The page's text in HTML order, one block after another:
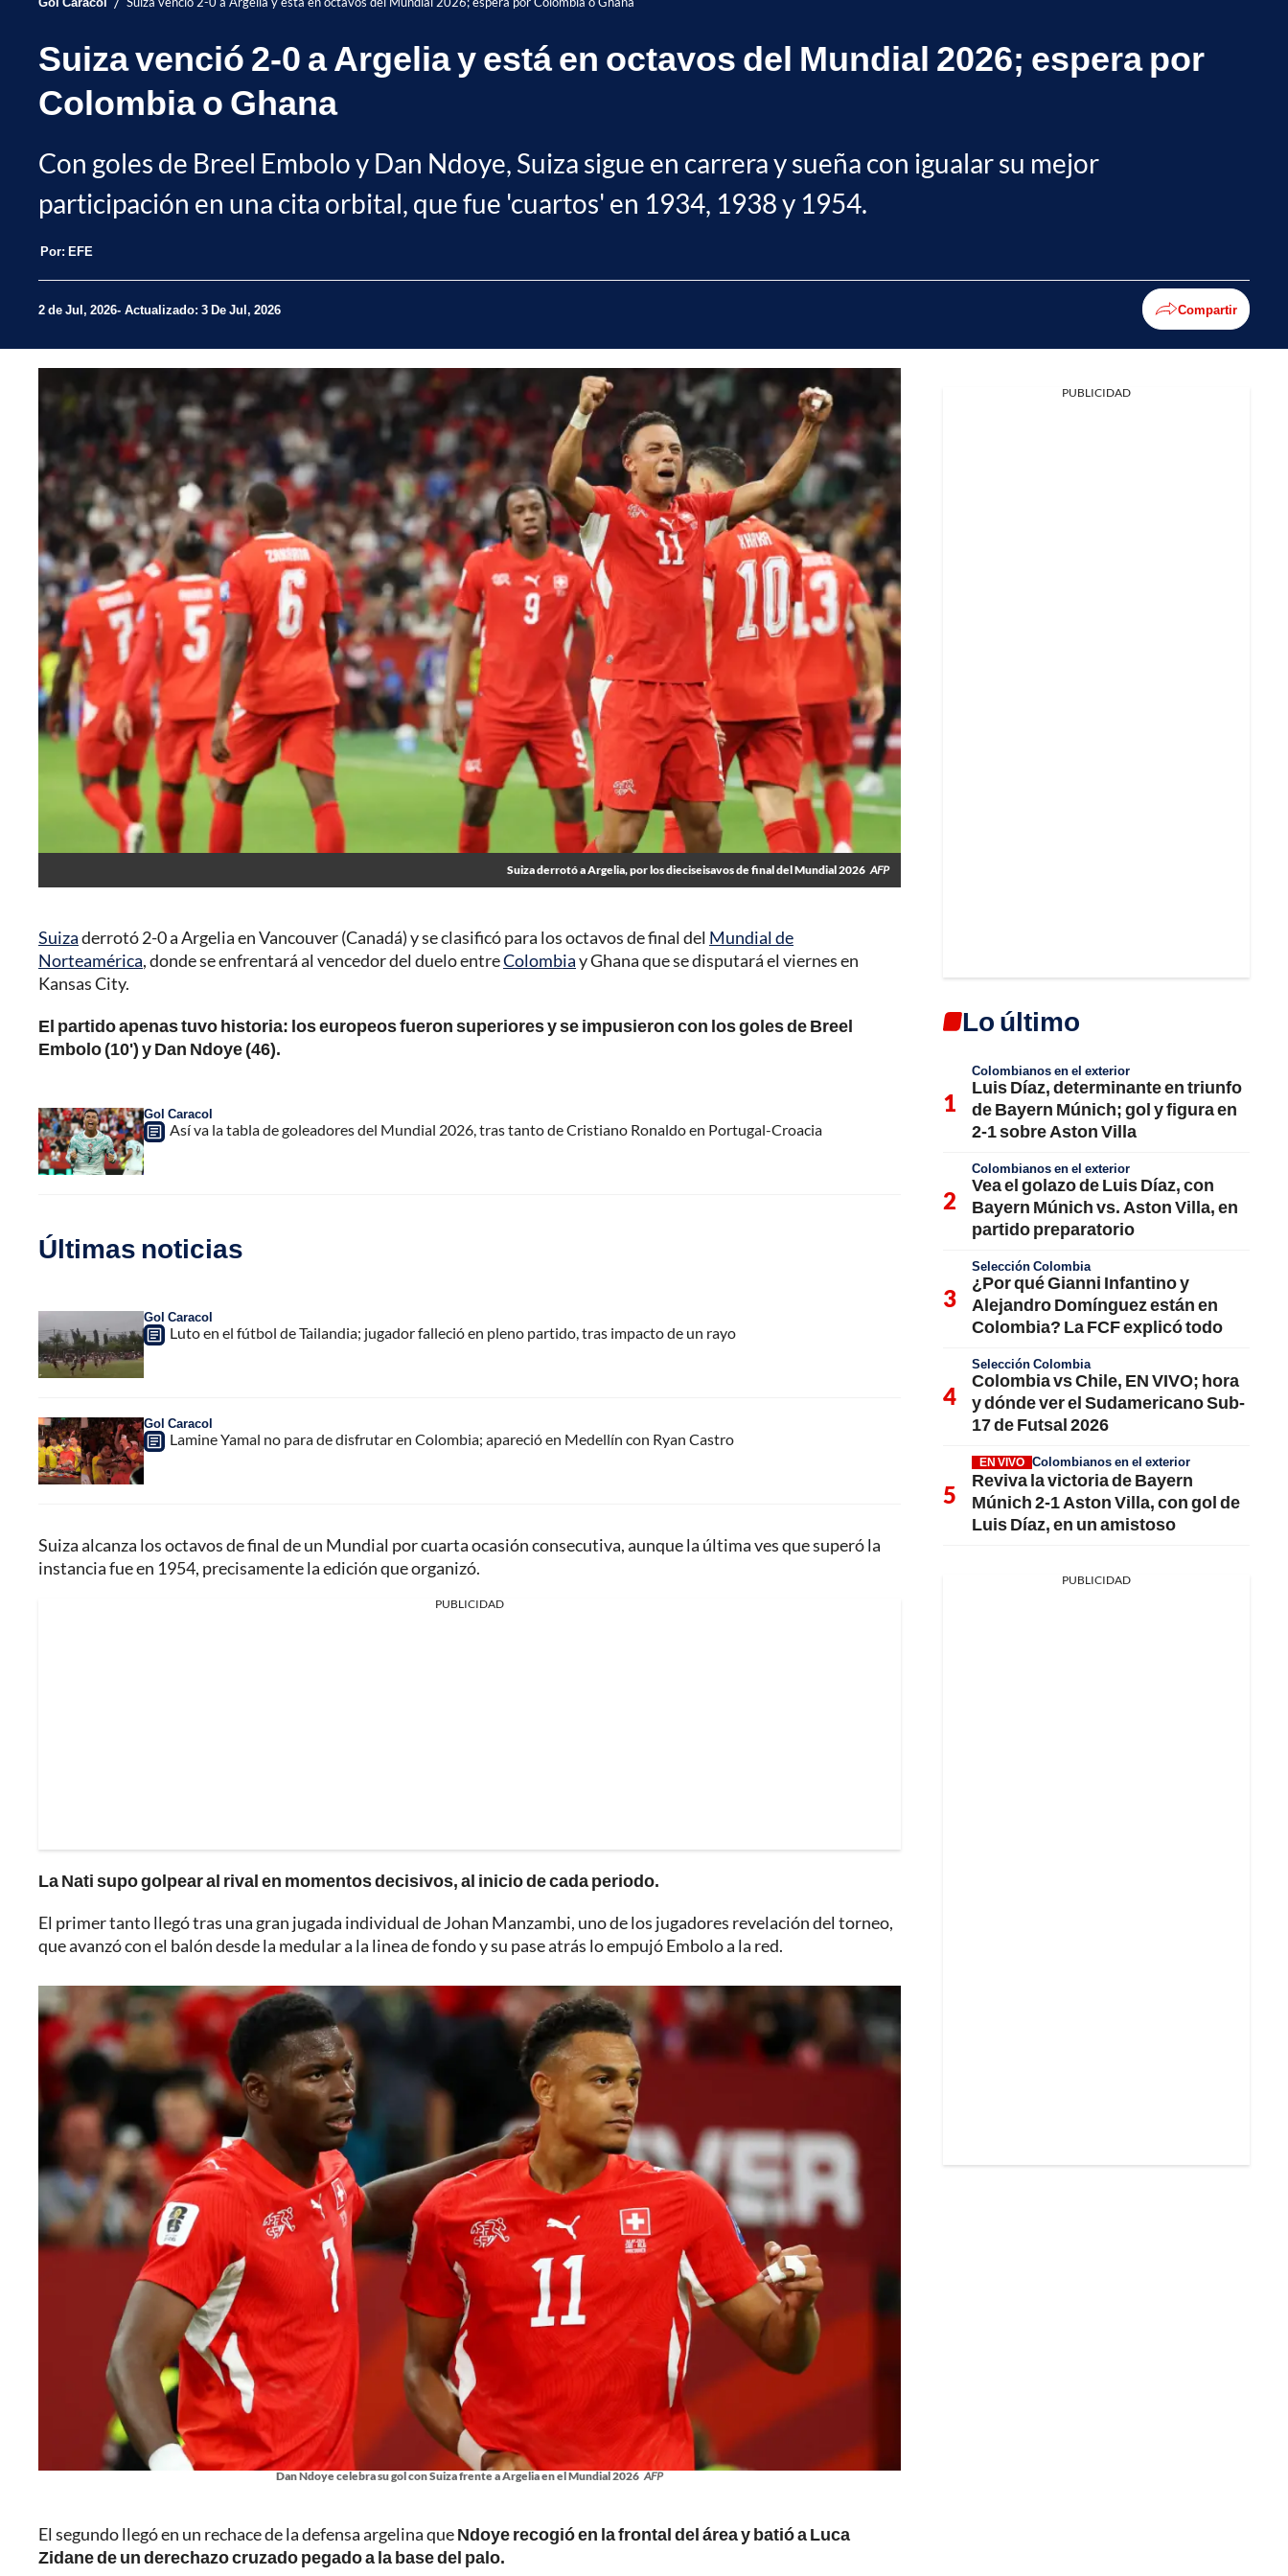
Suiza venció 2-0 a Argelia y está en octavos del Mundial 2026; espera por
Colombia o Ghana
Con goles de Breel Embolo y Dan Ndoye, Suiza sigue en carrera y sueña con igualar su mejor
participación en una cita orbital, que fue 'cuartos' en 1934, 1938 y 1954.
Por: EFE
2 de Jul, 2026 Actualizado: 3 De Jul, 2026 Compartir
Suiza derrotó a Argelia, por los dieciseisavos de final del Mundial 2026 AFP
Suizaderrotó 2-0 a Argelia en Vancouver (Canadá) y se clasificó para los octavos de final del Mundial de
Norteamérica, donde se enfrentará al vencedor del duelo entreColombiay Ghana que se disputará el viernes en
Kansas City.
El partido apenas tuvo historia: los europeos fueron superiores y se impusieron con los goles de Breel
Embolo (10') y Dan Ndoye (46).
Gol Caracol
Así va la tabla de goleadores del Mundial 2026, tras tanto de Cristiano Ronaldo en Portugal-Croacia
Últimas noticias
Gol Caracol
Luto en el fútbol de Tailandia; jugador falleció en pleno partido, tras impacto de un rayo
Gol Caracol
Lamine Yamal no para de disfrutar en Colombia; apareció en Medellín con Ryan Castro
Suiza alcanza los octavos de final de un Mundial por cuarta ocasión consecutiva, aunque la última ves que superó la
instancia fue en 1954, precisamente la edición que organizó.
PUBLICIDAD
La Nati supo golpear al rival en momentos decisivos, al inicio de cada periodo.
El primer tanto llegó tras una gran jugada individual de Johan Manzambi, uno de los jugadores revelación del torneo,
que avanzó con el balón desde la medular a la linea de fondo y su pase atrás lo empujó Embolo a la red.
Dan Ndoye celebra su gol con Suiza frente a Argelia en el Mundial 2026 AFP
El segundo llegó en un rechace de la defensa argelina queNdoye recogió en la frontal del área y batió a Luca
Zidane de un derechazo cruzado pegado a la base del palo.
PUBLICIDAD
Lo último
Colombianos en el exterior
Luis Díaz, determinante en triunfo
de Bayern Múnich; gol y figura en
2-1 sobre Aston Villa
Colombianos en el exterior
Vea el golazo de Luis Díaz, con
Bayern Múnich vs. Aston Villa, en
partido preparatorio
Selección Colombia
¿Por qué Gianni Infantino y
Alejandro Domínguez están en
Colombia? La FCF explicó todo
Selección Colombia
Colombia vs Chile, EN VIVO; hora
y dónde ver el Sudamericano Sub-
17 de Futsal 2026
EN VIVO Colombianos en el exterior
Reviva la victoria de Bayern
Múnich 2-1 Aston Villa, con gol de
Luis Díaz, en un amistoso
PUBLICIDAD